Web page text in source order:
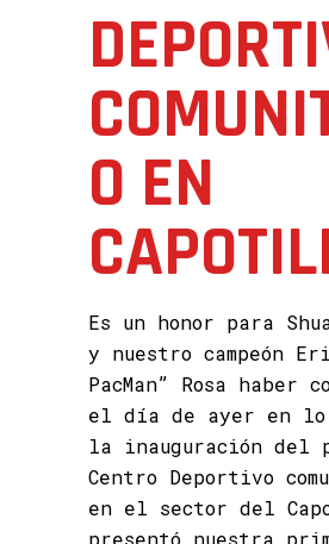
O EN
Es un honor para
y nuestro campeón
PacMan” Rosa haber
el día de ayer en lo
la inauguración del
Centro Deportivo
en el sector del
presentó nuestra